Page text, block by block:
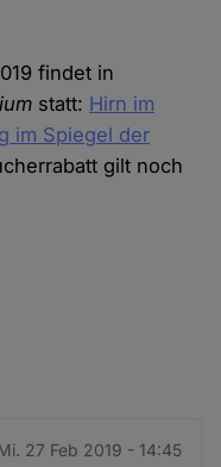
findet in
statt: Hirn im
im Spiegel der
gilt noch
27 Feb 2019 - 14:45